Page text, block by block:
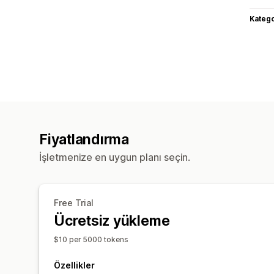
Fiyatlandırma
İşletmenize en uygun planı seçin.
Free Trial
Ücretsiz yükleme
$10 per 5000 tokens
Özellikler